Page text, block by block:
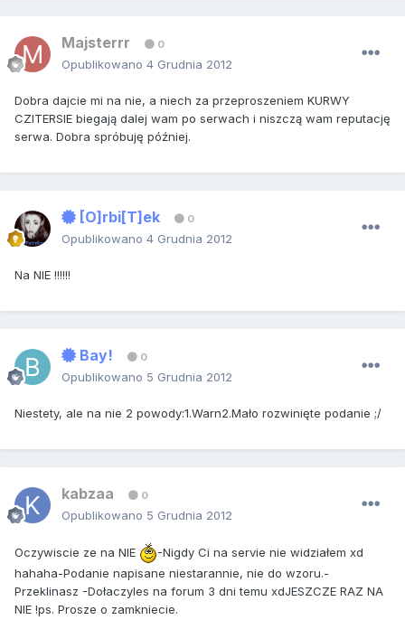
Majsterrr 0
Opublikowano 4 Grudnia 2012
Dobra dajcie mi na nie, a niech za przeproszeniem KURWY
CZITERSIE biegają dalej wam po serwach i niszczą wam reputację
serwa. Dobra spróbuję później.
[O]rbi[T]ek 0
Opublikowano 4 Grudnia 2012
Na NIE !!!!!!
Bay! 0
Opublikowano 5 Grudnia 2012
Niestety, ale na nie 2 powody:1.Warn2.Mało rozwinięte podanie ;/
kabzaa 0
Opublikowano 5 Grudnia 2012
Oczywiscie ze na NIE
-Nigdy Ci na servie nie widziałem xd
hahaha-Podanie napisane niestarannie, nie do wzoru.-
Przeklinasz -Dołaczyles na forum 3 dni temu xdJESZCZE RAZ NA
NIE !ps. Prosze o zamkniecie.